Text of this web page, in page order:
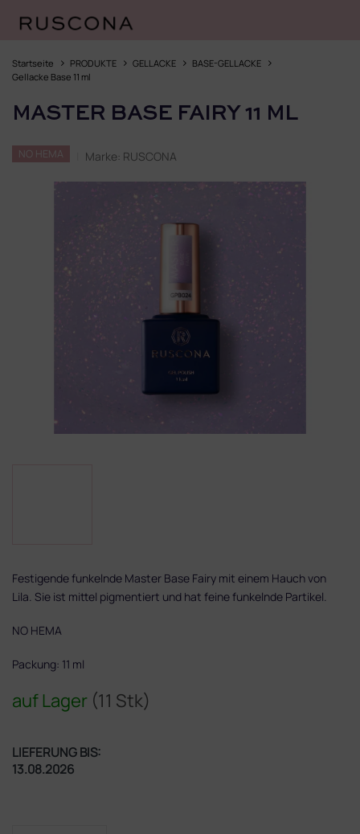
Inhalt
springen
Startseite PRODUKTE GELLACKE
BASE-GELLACKE
Gellacke Base 11 ml
MASTER BASE FAIRY 11 ML
NO HEMA Marke: RUSCONA
auf Lager (11 Stk)
LIEFERUNG BIS:
13.08.2026
Festigende funkelnde Master Base Fairy mit einem Hauch von
Lila. Sie ist mittel pigmentiert und hat feine funkelnde Partikel.
NO HEMA
Packung: 11 ml